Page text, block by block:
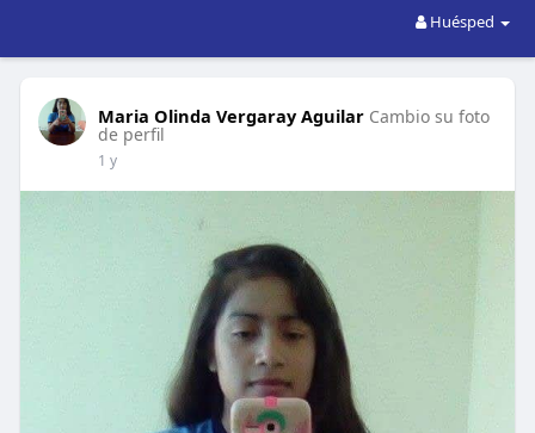
Huésped
Maria Olinda Vergaray Aguilar Cambio su foto
de perfil
1 y